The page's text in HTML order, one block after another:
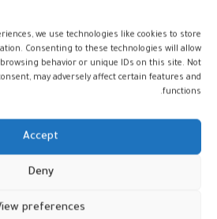
we use technologies like cookies to store
Consenting to these technologies will allow
behavior or unique IDs on this site. Not
may adversely affect certain features and
functions.
Accept
Deny
preferences
المهدئات أثناء